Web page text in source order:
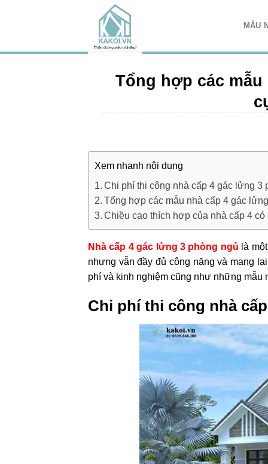
dung
MẪU
Tổng hợp các
Xem nhanh nội dung
Chi phí thi công nhà cấp 4 gác lửng 3
Tổng hợp các mẫu nhà cấp 4 gác
Chiều cao thích hợp của nhà cấp 4
Nhà cấp 4 gác lửng 3 phòng ngủ là
nhưng vẫn đầy đủ công năng và mang
phí và kinh nghiệm cũng như những mẫu
Chi phí thi công nhà